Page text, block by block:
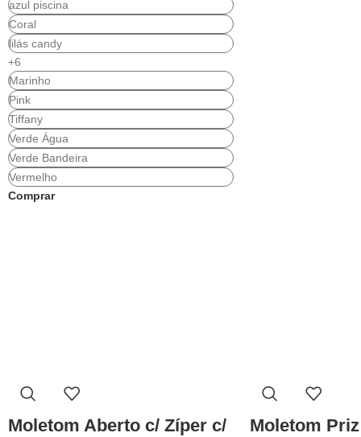
azul piscina
Coral
lilás candy
+6
Marinho
Pink
Tiffany
Verde Água
Verde Bandeira
Vermelho
Comprar
Masculina
Moletom Aberto c/ Zíper c/
Moletom